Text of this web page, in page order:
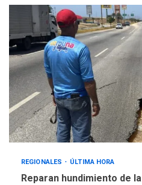
REGIONALES ÚLTIMA HORA
Reparan hundimiento de